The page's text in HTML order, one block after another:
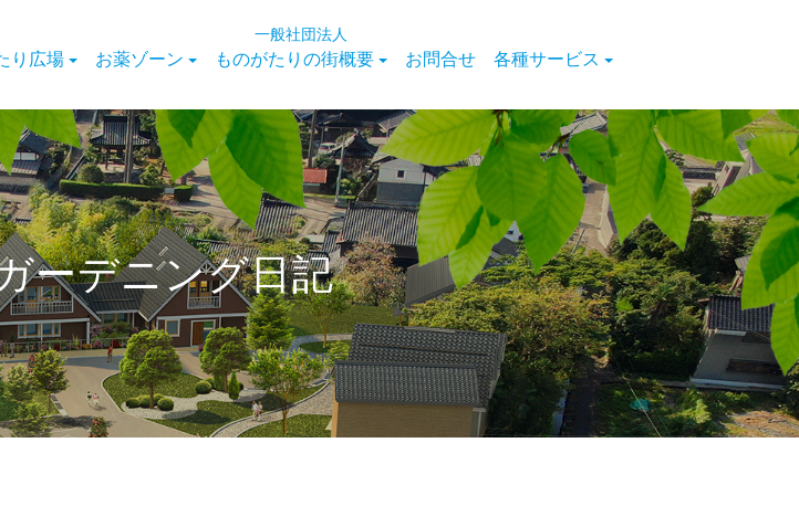
り広場 お薬ゾーン
一般社団法人
ものがたりの街概要 お問合せ 各種サービス
ーデニング日記